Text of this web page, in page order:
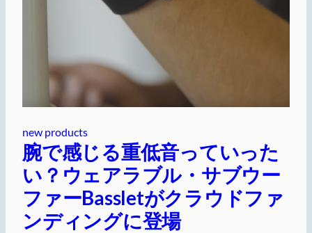
new products
腕で感じる重低音っていった
い？ウェアラブル・サブウー
ファーBassletがクラウドファ
ンディングに登場